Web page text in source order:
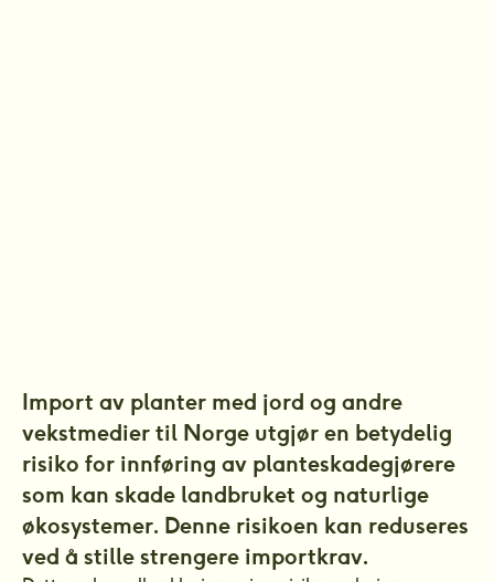
Import av planter med jord og andre
vekstmedier til Norge utgjør en betydelig
risiko for innføring av planteskadegjørere
som kan skade landbruket og naturlige
økosystemer. Denne risikoen kan reduseres
ved å stille strengere importkrav.